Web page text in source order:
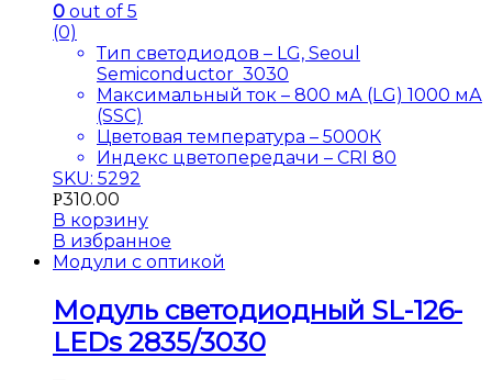
0 out of 5
(0)
Тип светодиодов – LG, Seoul
Semiconductor 3030
Максимальный ток – 800 мА (LG) 1000 мА
(SSC)
Цветовая температура – 5000К
Индекс цветопередачи – CRI 80
SKU: 5292
Р310.00
В корзину
В избранное
Модули с оптикой
Модуль светодиодный SL-126-
LEDs 2835/3030